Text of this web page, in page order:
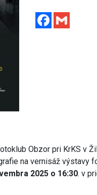
Facebook
Obzor pri KrKS v
na vernisáž výstavy
2025 o 16:30. v